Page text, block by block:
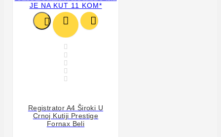
  





Registrator A4 Široki U
Crnoj Kutiji Prestige
Fornax Beli